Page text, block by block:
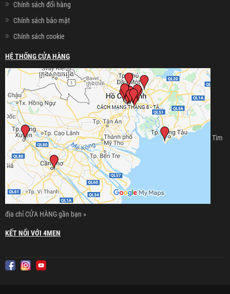
Chính sách đổi hàng
Chính sách bảo mật
Chính sách cookie
HỆ THỐNG CỬA HÀNG
Tìm
địa chỉ CỬA HÀNG gần bạn »
KẾT NỐI VỚI 4MEN